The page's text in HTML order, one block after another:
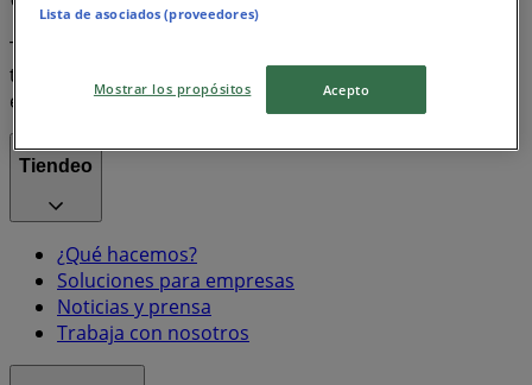
Tiendeo forma parte de Shopfully, la empresa
tecnológica que está reinventando las compras locales
en todo el mundo.
Tiendeo
¿Qué hacemos?
Soluciones para empresas
Noticias y prensa
Trabaja con nosotros
Lista de asociados (proveedores)
Mostrar los propósitos Acepto